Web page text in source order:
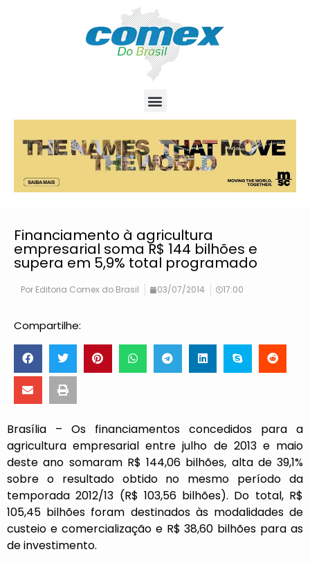
Financiamento à agricultura
empresarial soma R$ 144 bilhões e
supera em 5,9% total programado
Por Editoria Comex do Brasil 03/07/2014 17:00
Compartilhe:
Brasília – Os financiamentos concedidos para a
agricultura empresarial entre julho de 2013 e maio
deste ano somaram R$ 144,06 bilhões, alta de 39,1%
sobre o resultado obtido no mesmo período da
temporada 2012/13 (R$ 103,56 bilhões). Do total, R$
105,45 bilhões foram destinados às modalidades de
custeio e comercialização e R$ 38,60 bilhões para as
de investimento.